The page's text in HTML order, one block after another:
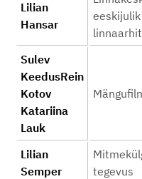
Lilian
Hansar
Sulev
KeedusRein
Kotov
Katariina
Lauk
Lilian
Semper
tegevus